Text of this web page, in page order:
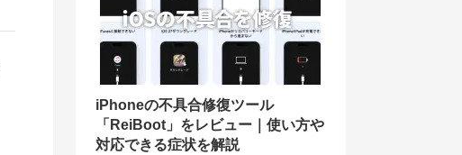
iPhoneの不具合修復ツール
「ReiBoot」をレビュー｜使い方や
対応できる症状を解説